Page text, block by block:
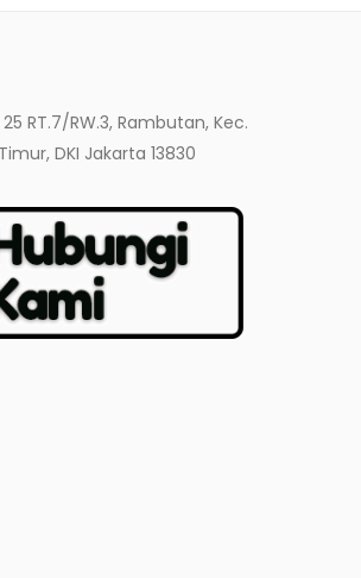
RT.7/RW.3, Rambutan, Kec.
DKI Jakarta 13830